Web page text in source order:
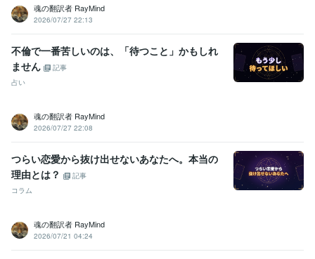
魂の翻訳者 RayMind
2026/07/27 22:13
不倫で一番苦しいのは、「待つこと」かもしれ
ません
記事
占い
魂の翻訳者 RayMind
2026/07/27 22:08
つらい恋愛から抜け出せないあなたへ。本当の
理由とは？
記事
コラム
魂の翻訳者 RayMind
2026/07/21 04:24